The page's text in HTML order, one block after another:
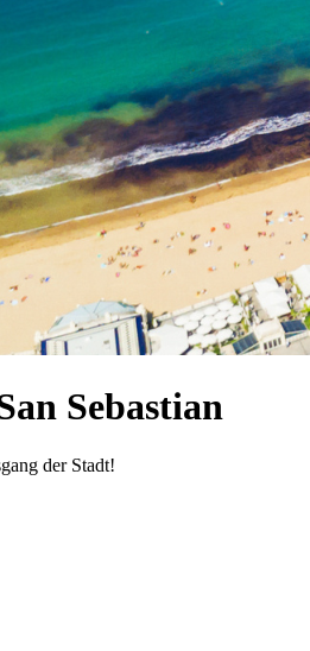
Sebastian
der Stadt!